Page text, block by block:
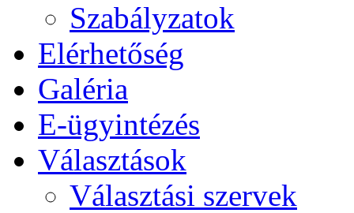
Szabályzatok
Elérhetőség
Galéria
E-ügyintézés
Választások
Választási szervek